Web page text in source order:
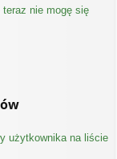
teraz nie mogę się
użytkownika na liście